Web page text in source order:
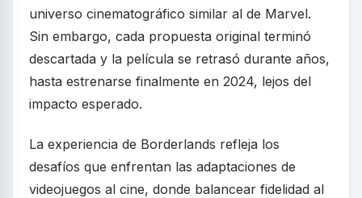
universo cinematográfico similar al de Marvel.
Sin embargo, cada propuesta original terminó
descartada y la película se retrasó durante años,
hasta estrenarse finalmente en 2024, lejos del
impacto esperado.
La experiencia de Borderlands refleja los
desafíos que enfrentan las adaptaciones de
videojuegos al cine, donde balancear fidelidad al